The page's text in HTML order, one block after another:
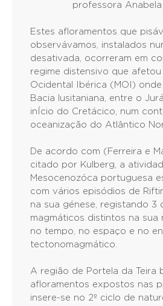
professora Anabela
Estes afloramentos que
observávamos, instalados
desativada, ocorreram em
regime distensivo que afetou
Ocidental Ibérica (MOI)
Bacia lusitaniana, entre o
inÍcio do Cretácico, num
oceanização do Atlântico
De acordo com (Ferreira e
citado por Kulberg, a
Mesocenozóca portuguesa
com vários episódios de
na sua génese, registando 3
magmáticos distintos na sua
no tempo, no espaço e no
tectonomagmático.
A região de Portela da Teira
afloramentos expostos nas
insere-se no 2º ciclo de